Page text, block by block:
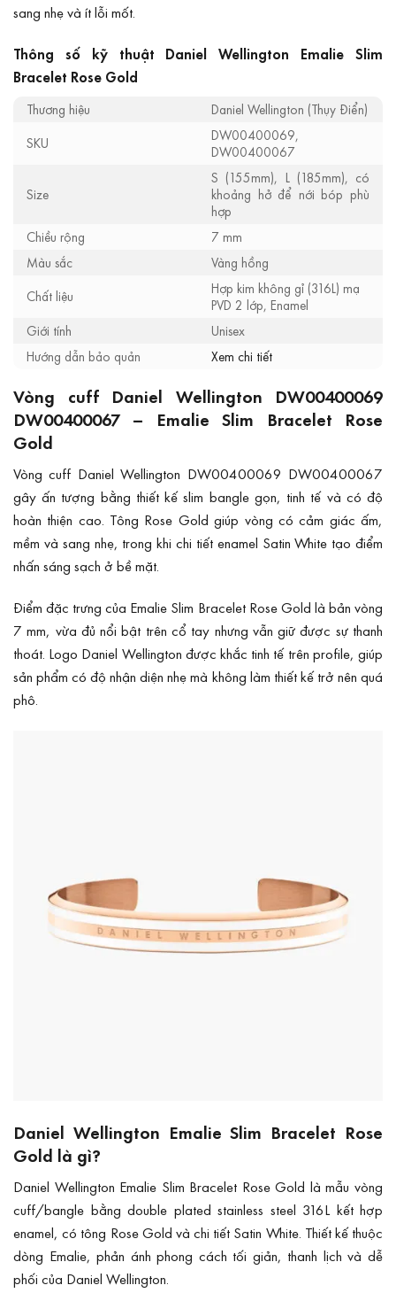
sang nhẹ và ít lỗi mốt.
Thông số kỹ thuật Daniel Wellington Emalie Slim
Bracelet Rose Gold
Thương hiệu
Daniel Wellington (Thụy Điển)
SKU
DW00400069,
DW00400067
Size
S (155mm), L (185mm), có
khoảng hở để nới bóp phù
hợp
Chiều rộng
7 mm
Màu sắc
Vàng hồng
Chất liệu
Hợp kim không gỉ (316L) mạ
PVD 2 lớp, Enamel
Giới tính
Unisex
Hướng dẫn bảo quản
Xem chi tiết
Vòng cuff Daniel Wellington DW00400069
DW00400067 – Emalie Slim Bracelet Rose
Gold
Vòng cuff Daniel Wellington DW00400069 DW00400067
gây ấn tượng bằng thiết kế slim bangle gọn, tinh tế và có độ
hoàn thiện cao. Tông Rose Gold giúp vòng có cảm giác ấm,
mềm và sang nhẹ, trong khi chi tiết enamel Satin White tạo điểm
nhấn sáng sạch ở bề mặt.
Điểm đặc trưng của Emalie Slim Bracelet Rose Gold là bản vòng
7 mm, vừa đủ nổi bật trên cổ tay nhưng vẫn giữ được sự thanh
thoát. Logo Daniel Wellington được khắc tinh tế trên profile, giúp
sản phẩm có độ nhận diện nhẹ mà không làm thiết kế trở nên quá
phô.
Daniel Wellington Emalie Slim Bracelet Rose
Gold là gì?
Daniel Wellington Emalie Slim Bracelet Rose Gold là mẫu vòng
cuff/bangle bằng double plated stainless steel 316L kết hợp
enamel, có tông Rose Gold và chi tiết Satin White. Thiết kế thuộc
dòng Emalie, phản ánh phong cách tối giản, thanh lịch và dễ
phối của Daniel Wellington.